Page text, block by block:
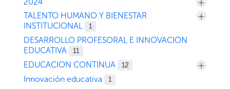
TALENTO HUMANO Y BIENESTAR
INSTITUCIONAL
1
+
DESARROLLO PROFESORAL E INNOVACIÓN
EDUCATIVA
11
EDUCACION CONTINUA 12 +
Innovación educativa 1